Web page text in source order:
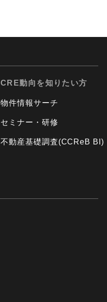
CRE動向を知りたい方
物件情報サーチ
セミナー・研修
不動産基礎調査(CCReB BI)